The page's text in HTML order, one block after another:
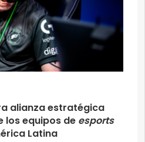
alianza estratégica
los equipos de esports
Latina